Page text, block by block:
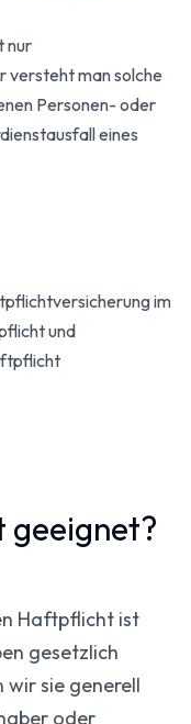
nur
versteht man solche
Personen- oder
eines
im
und
Haftpflicht ist
gesetzlich
sie generell
oder